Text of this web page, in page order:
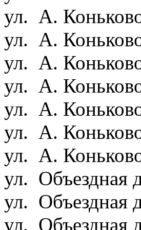
ул. А.
ул. А.
ул. А.
ул. А.
ул. А.
ул. А.
ул. А.
ул. Объездная
ул. Объездная
ул. Объездная